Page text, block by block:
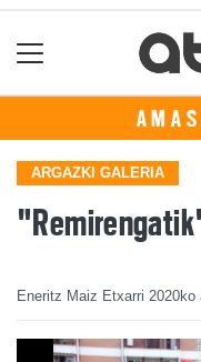
ARGAZKI GALERIA
Eneritz Maiz Etxarri 2020ko